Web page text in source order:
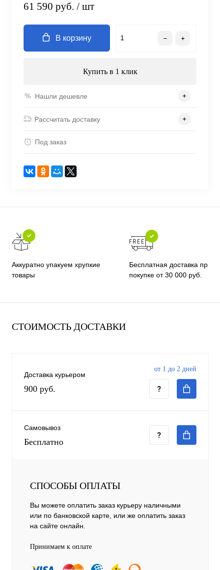
61 590 руб. / шт
В корзину
Купить в 1 клик
Нашли дешевле
Рассчитать доставку
Под заказ
Аккуратно упакуем хрупкие
товары
Бесплатная доставка при
покупке от 30 000 руб.
СТОИМОСТЬ ДОСТАВКИ
Доставка курьером
900 руб.
от 1 до 2 дней
Самовывоз
Бесплатно
СПОСОБЫ ОПЛАТЫ
Вы можете оплатить заказ курьеру наличными
или по банковской карте, или же оплатить заказ
на сайте онлайн.
Принимаем к оплате